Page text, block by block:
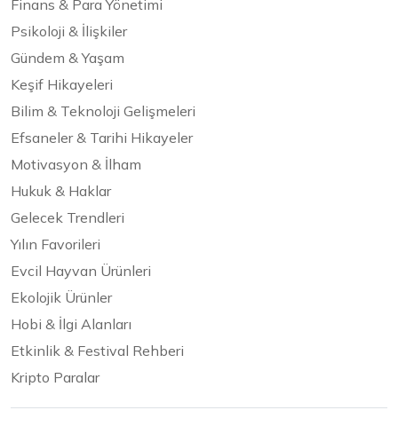
Finans & Para Yönetimi
Psikoloji & İlişkiler
Gündem & Yaşam
Keşif Hikayeleri
Bilim & Teknoloji Gelişmeleri
Efsaneler & Tarihi Hikayeler
Motivasyon & İlham
Hukuk & Haklar
Gelecek Trendleri
Yılın Favorileri
Evcil Hayvan Ürünleri
Ekolojik Ürünler
Hobi & İlgi Alanları
Etkinlik & Festival Rehberi
Kripto Paralar